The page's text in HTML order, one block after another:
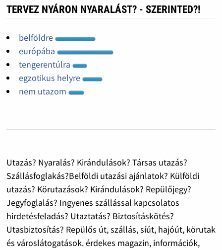
TERVEZ NYÁRON NYARALÁST? - SZERINTED?!
belföldre
európába
tengerentúlra
egzotikus helyre
nem utazom
Utazás? Nyaralás? Kirándulások? Társas utazás?
Szállásfoglakás?Belföldi utazási ajánlatok? Külföldi
utazás? Körutazások? Kirándulások? Repülőjegy?
Jegyfoglalás? Ingyenes szállással kapcsolatos
hirdetésfeladás? Utaztatás? Biztosításkötés?
Utasbiztosítás? Repülős út, szállás, síút, hajóút, körutak
és városlátogatások. érdekes magazin, információk,